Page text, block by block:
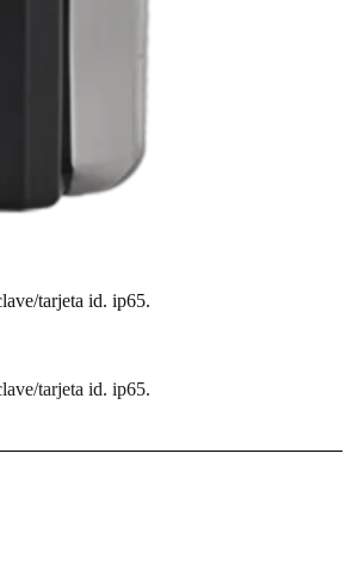
tarjeta id. ip65.
tarjeta id. ip65.